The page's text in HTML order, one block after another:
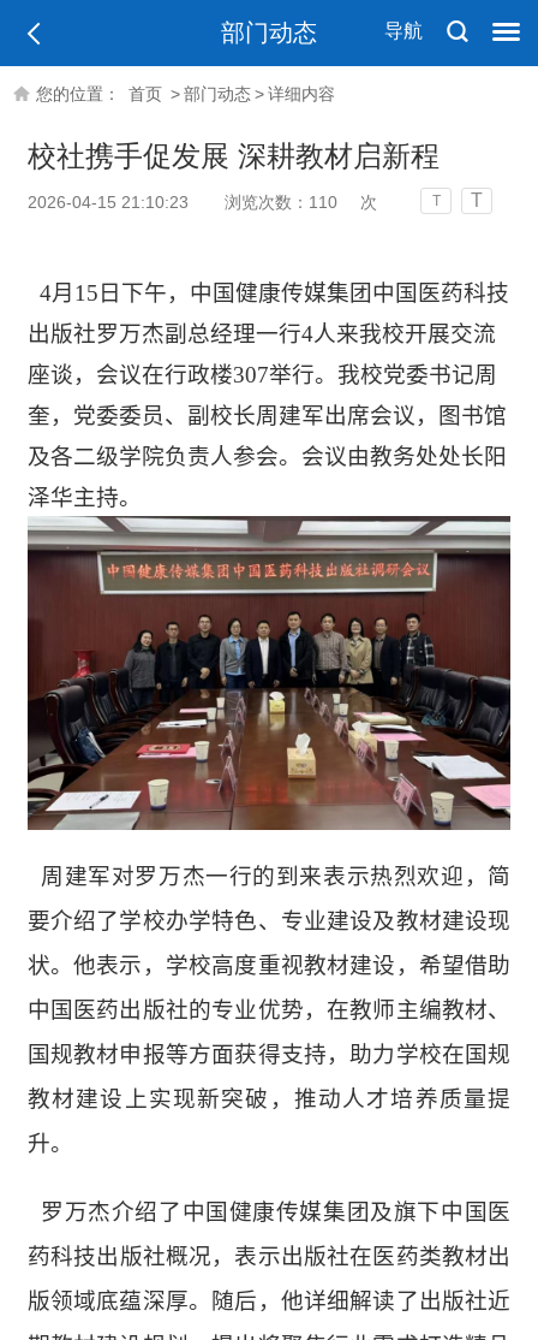
导航
部门动态
您的位置： 首页 >部门动态>详细内容
校社携手促发展 深耕教材启新程
2026-04-15 21:10:23 浏览次数： 110 次 T T
4月15日下午，中国健康传媒集团中国医药科技
出版社罗万杰副 总经理一行4人来我校开展交流
座谈，会议在行政楼307举行。我校党委书记周
奎，党委委员、 副校长周建军出席会议，
图书馆
及各二级学院负责人参会。会议由教务处处长阳
泽华主持。
周 建军对罗万杰一行的到来表示热烈欢迎，简
要介绍了学校办学特色、专业建设及教材建设现
状。他表示，学校高度重视教材建设，希望借助
中国医药出版社的专业优势，在教师主编教材、
国规教材申报等方面获得支持，助力学校在国规
教材建设上实现新突破，推动人才培养质量提
升。
罗万杰介绍了中国健康传媒集团及旗下中国医
药科技出版社概况， 表示出版社在医药类教材出
版领域底蕴深厚。随后，他详细解读了出版社近